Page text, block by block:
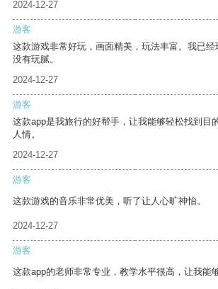
2024-12-27
游客
这款游戏非常好玩，画面精美，玩法丰富。我已
没有玩腻。
2024-12-27
游客
这款app是我旅行的好帮手，让我能够轻松找到目
人情。
2024-12-27
游客
这款游戏的音乐非常优美，听了让人心旷神怡。
2024-12-27
游客
这款app的老师非常专业，教学水平很高，让我能